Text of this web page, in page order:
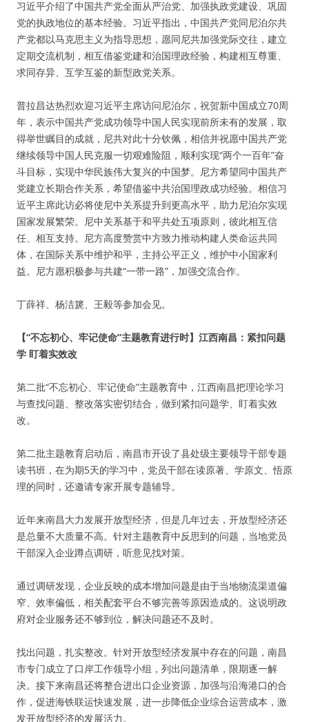
习近平介绍了中国共产党全面从严治党、加强执政党建设、巩固
党的执政地位的基本经验。习近平指出，中国共产党同尼泊尔共
产党都以马克思主义为指导思想，愿同尼共加强党际交往，建立
定期交流机制，相互借鉴党建和治国理政经验，构建相互尊重、
求同存异、互学互鉴的新型政党关系。
普拉昌达热烈欢迎习近平主席访问尼泊尔，祝贺新中国成立70周
年，表示中国共产党成功领导中国人民实现前所未有的发展，取
得举世瞩目的成就，尼共对此十分钦佩，相信并祝愿中国共产党
继续领导中国人民克服一切艰难险阻，顺利实现“两个一百年”奋
斗目标，实现中华民族伟大复兴的中国梦。尼方希望同中国共产
党建立长期合作关系，希望借鉴中共治国理政成功经验。相信习
近平主席此访必将使尼中关系提升到更高水平，助力尼泊尔实现
国家发展繁荣。尼中关系基于和平共处五项原则，彼此相互信
任、相互支持。尼方高度赞赏中方致力推动构建人类命运共同
体，在国际关系中维护和平，主持公平正义，维护中小国家利
益。尼方愿积极参与共建“一带一路”，加强交流合作。
丁薛祥、杨洁篪、王毅等参加会见。
【“不忘初心、牢记使命”主题教育进行时】江西南昌：紧扣问题
学 盯着实效改
第二批“不忘初心、牢记使命”主题教育中，江西南昌把理论学习
与查找问题、整改落实密切结合，做到紧扣问题学、盯着实效
改。
第二批主题教育启动后，南昌市开设了县处级主要领导干部专题
读书班，在为期5天的学习中，党员干部在读原著、学原文、悟原
理的同时，还邀请专家开展专题辅导。
近年来南昌大力发展开放型经济，但是几年过去，开放型经济还
是总量不大质量不高。针对主题教育中反思到的问题，当地党员
干部深入企业蹲点调研，听意见找对策。
通过调研发现，企业反映的成本增加问题是由于当地物流渠道偏
窄、效率偏低，相关配套平台不够完善等原因造成的。这说明政
府对企业服务还不够到位，解决问题还不及时。
找出问题，扎实整改。针对开放型经济发展中存在的问题，南昌
市专门成立了口岸工作领导小组，列出问题清单，限期逐一解
决。接下来南昌还将整合进出口企业资源，加强与沿海港口的合
作，促进海铁联运快速发展，进一步降低企业综合运营成本，激
发开放型经济的发展活力。